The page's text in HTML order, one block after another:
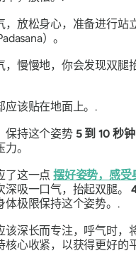
，放松身心，准备进行站
）。
，慢慢地，你会发现双腿
应该贴在地面上。.
保持这个姿势 5 到 10 秒钟
。
了这一点 摆好姿势，感受
深吸一口气，抬起双腿。
体极限保持这个姿势。.
该深长而专注，呼气时，
核心收紧，以获得更好的